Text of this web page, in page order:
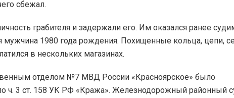
сбежал.
грабителя и задержали его. Им оказался ранее
мужчина 1980 года рождения. Похищенные кольца, цепи,
в нескольких магазинах.
отделом №7 МВД России «Красноярское» было
ч. 3 ст. 158 УК РФ «Кража». Железнодорожный районный